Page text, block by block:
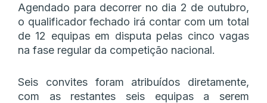
Agendado para decorrer no dia 2 de outubro,
o qualificador fechado irá contar com um total
de 12 equipas em disputa pelas cinco vagas
na fase regular da competição nacional.
Seis convites foram atribuídos diretamente,
com as restantes seis equipas a serem